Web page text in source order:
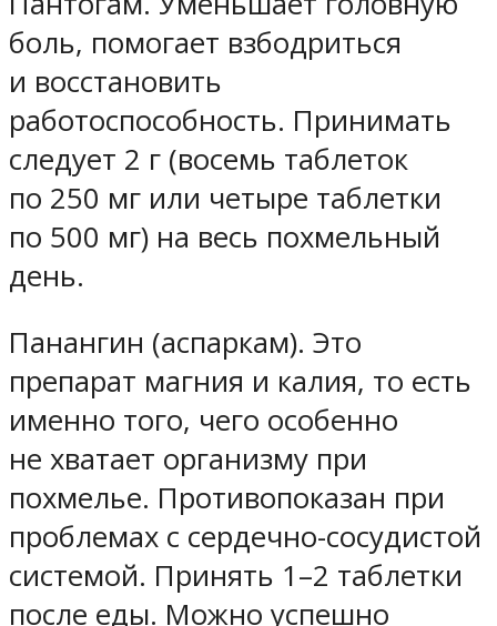
боль, помогает взбодриться
и восстановить
работоспособность. Принимать
следует 2 г (восемь таблеток
по 250 мг или четыре таблетки
по 500 мг) на весь похмельный
день.
Панангин (аспаркам). Это
препарат магния и калия, то есть
именно того, чего особенно
не хватает организму при
похмелье. Противопоказан при
проблемах с сердечно-сосудистой
системой. Принять 1–2 таблетки
после еды. Можно успешно